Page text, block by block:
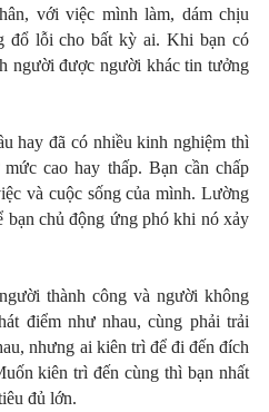
với việc mình làm, dám chịu
đổ lỗi cho bất kỳ ai. Khi bạn có
người được người khác tin tưởng
hay đã có nhiều kinh nghiệm thì
cao hay thấp. Bạn cần chấp
và cuộc sống của mình. Lường
bạn chủ động ứng phó khi nó xảy
thành công và người không
điểm như nhau, cùng phải trải
nhưng ai kiên trì để đi đến đích
kiên trì đến cùng thì bạn nhất
đủ lớn.